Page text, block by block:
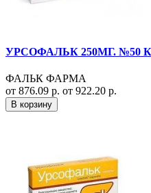
УРСОФАЛЬК 250МГ. №50
ФАЛЬК ФАРМА
от 876.09 р. от 922.20 р.
В корзину